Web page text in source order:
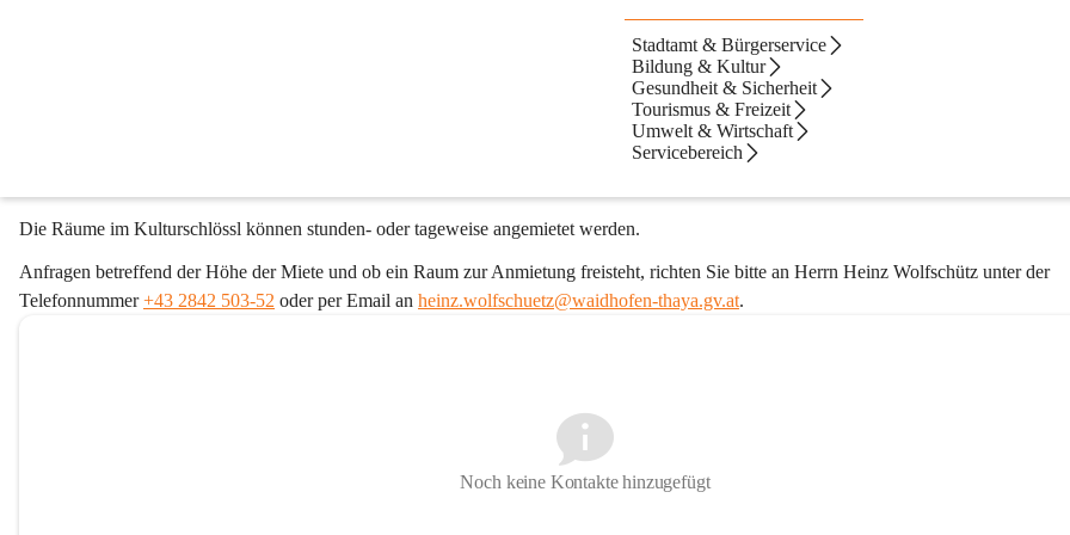
Stadtamt & Bürgerservice
Bildung & Kultur
Gesundheit & Sicherheit
Tourismus & Freizeit
Umwelt & Wirtschaft
Servicebereich
Das Kulturschlössl befindet sich in Waidhofen an der Thaya in der Gymnasiumstraße und liegt verkehrsgünstig direkt neben den
In den Jahren 2010-2011 wurde das Gebäude zu einem modernen Musikschul- und Kulturhaus umgebaut. Dabei wurde auch auf die
Die Räume im Kulturschlössl können stunden- oder tageweise angemietet werden.
Anfragen betreffend der Höhe der Miete und ob ein Raum zur Anmietung freisteht, richten Sie bitte an Herrn Heinz Wolfschütz unter der
Telefonnummer +43 2842 503-52 oder per Email an heinz.wolfschuetz@waidhofen-thaya.gv.at.
Noch keine Kontakte hinzugefügt